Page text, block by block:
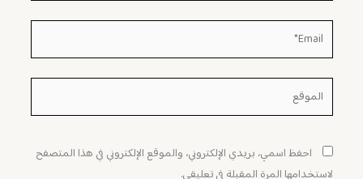
Email*
الموقع
احفظ اسمي، بريدي الإلكتروني، والموقع الإلكتروني في هذا المتصفح